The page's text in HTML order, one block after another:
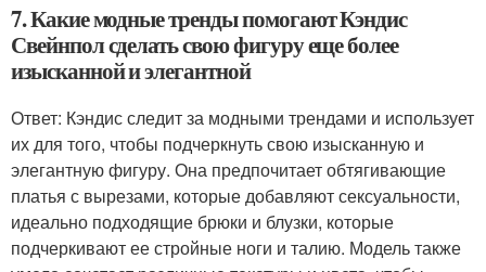
7. Какие модные тренды помогают Кэндис
Свейнпол сделать свою фигуру еще более
изысканной и элегантной
Ответ: Кэндис следит за модными трендами и использует
их для того, чтобы подчеркнуть свою изысканную и
элегантную фигуру. Она предпочитает обтягивающие
платья с вырезами, которые добавляют сексуальности,
идеально подходящие брюки и блузки, которые
подчеркивают ее стройные ноги и талию. Модель также